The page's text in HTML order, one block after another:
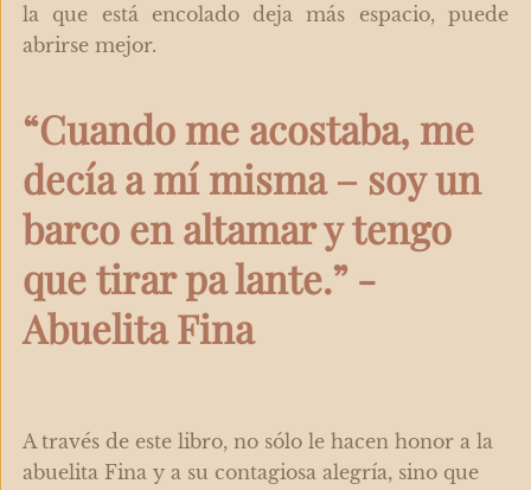
la que está encolado deja más espacio, puede
abrirse mejor.
“Cuando me acostaba, me
decía a mí misma – soy un
barco en altamar y tengo
que tirar pa lante.” -
Abuelita Fina
A través de este libro, no sólo le hacen honor a la
abuelita Fina y a su contagiosa alegría, sino que